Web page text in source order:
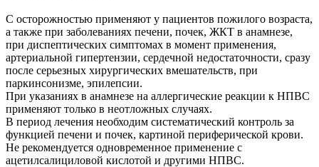
С осторожностью применяют у пациентов пожилого возраста,
а также при заболеваниях печени, почек, ЖКТ в анамнезе,
при диспептических симптомах в момент применения,
артериальной гипертензии, сердечной недостаточности, сразу
после серьезных хирургических вмешательств, при
паркинсонизме, эпилепсии.
При указаниях в анамнезе на аллергические реакции к НПВС
применяют только в неотложных случаях.
В период лечения необходим систематический контроль за
функцией печени и почек, картиной периферической крови.
Не рекомендуется одновременное применение с
ацетилсалициловой кислотой и другими НПВС.